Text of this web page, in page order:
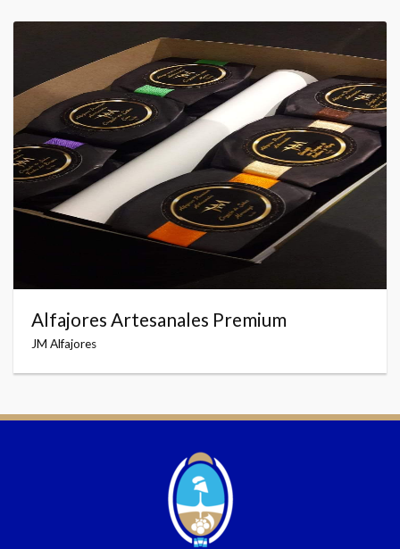
Alfajores Artesanales Premium
JM Alfajores